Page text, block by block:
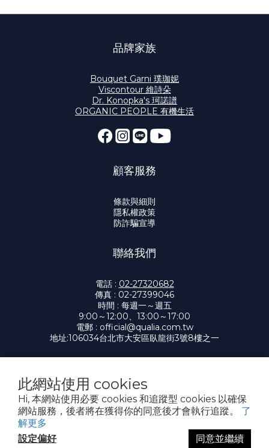
此網站使用 cookies
Hi, 本網站使用必要 cookies 和追蹤型 cookies 以確保
網站服務，後者將在獲得你的同意後才會執行追蹤。 了
解更多
設定偏好
同意並繼續
品牌家族
Bouquet Garni 璞珈妮
Viscontour 維詩朵
Dr. Konopka's 珂諾譜
ORGANIC PEOPLE 有機生活
顧客服務
條款與細則
隱私權政策
防詐騙宣導
聯絡我們
電話 : 02-27320682
傳真 : 02-27399046
時間 : 每週一～週五
9:00～12:00、13:00～17:00
電郵 : official@qualia.com.tw
地址:106034台北市大安區臥龍街3號8樓之一
提醒您，我們不會以電話或簡訊方式通知變更付款方式。